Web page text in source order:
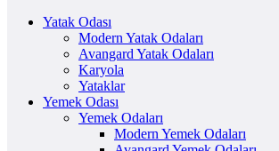
Yatak Odası
Modern Yatak Odaları
Avangard Yatak Odaları
Karyola
Yataklar
Yemek Odası
Yemek Odaları
Modern Yemek Odaları